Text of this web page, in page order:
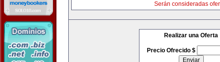
Serán consideradas
Realizar una Oferta
Precio Ofrecido $